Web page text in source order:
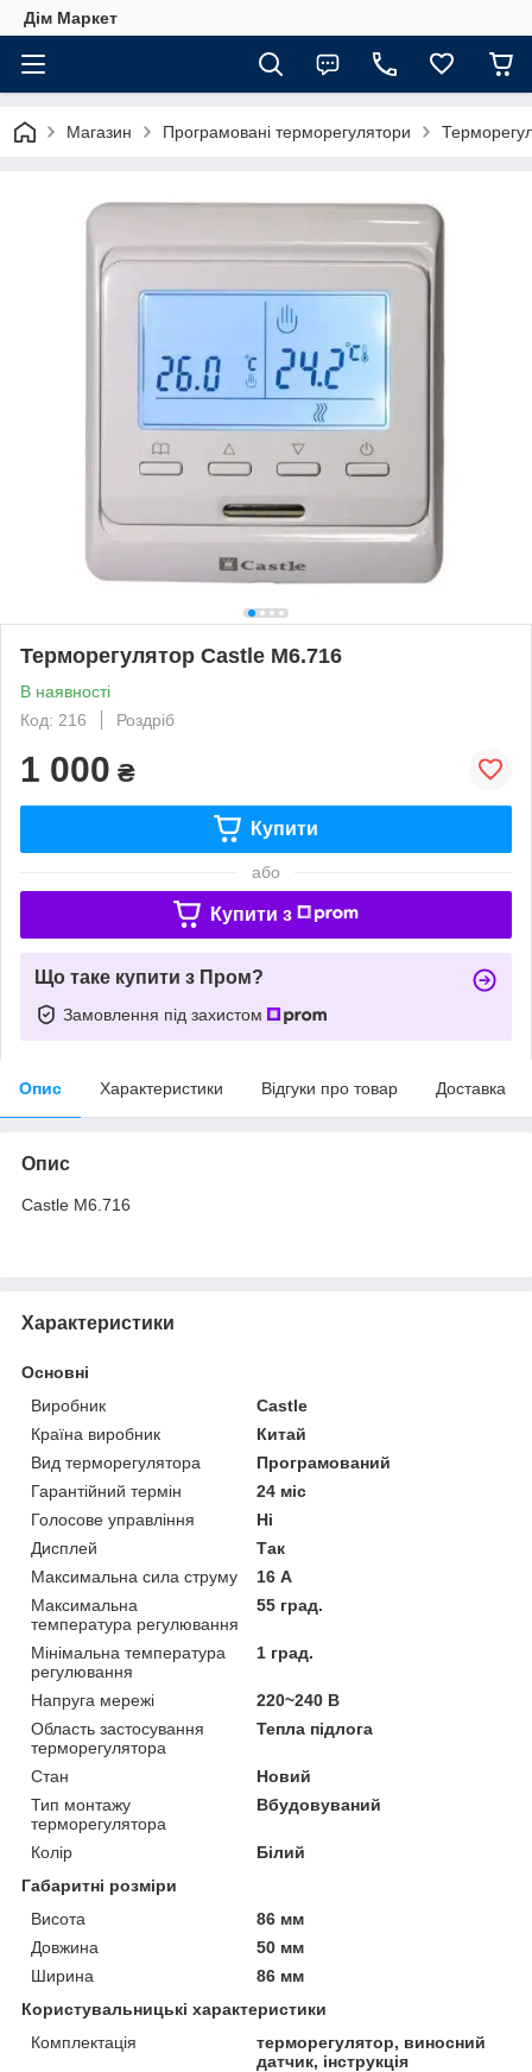
Дім Маркет
Магазин Програмовані терморегулятори
Терморегулятор Castle М6.716
В наявності
Код: 216
Роздріб
1 000 ₴
Купити
або
Купити з
Що таке купити з Пром?
Замовлення під захистом
Опис Характеристики Відгуки про товар Доставка
Опис
Castle М6.716
Характеристики
Основні
Виробник
Castle
Країна виробник
Китай
Вид терморегулятора
Програмований
Гарантійний термін
24 міс
Голосове управління
Ні
Дисплей
Так
Максимальна сила струму
16 А
Максимальна
температура регулювання
55 град.
Мінімальна температура
регулювання
1 град.
Напруга мережі
220~240 В
Область застосування
терморегулятора
Тепла підлога
Стан
Новий
Тип монтажу
терморегулятора
Вбудовуваний
Колір
Білий
Габаритні розміри
Висота
86 мм
Довжина
50 мм
Ширина
86 мм
Користувальницькі характеристики
Комплектація
терморегулятор, виносний
датчик, інструкція